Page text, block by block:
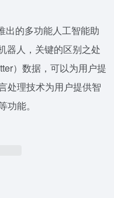
出的多功能人工智能助
器人，关键的区别之处
）数据，可以为用户提
处理技术为用户提供智
能。